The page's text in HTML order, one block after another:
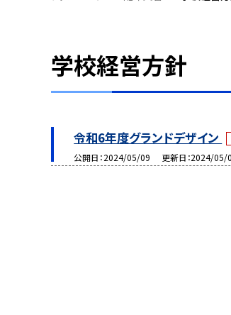
学校経営方針
令和6年度グランドデザイン
公開日 2024/05/09 更新日 2024/05/